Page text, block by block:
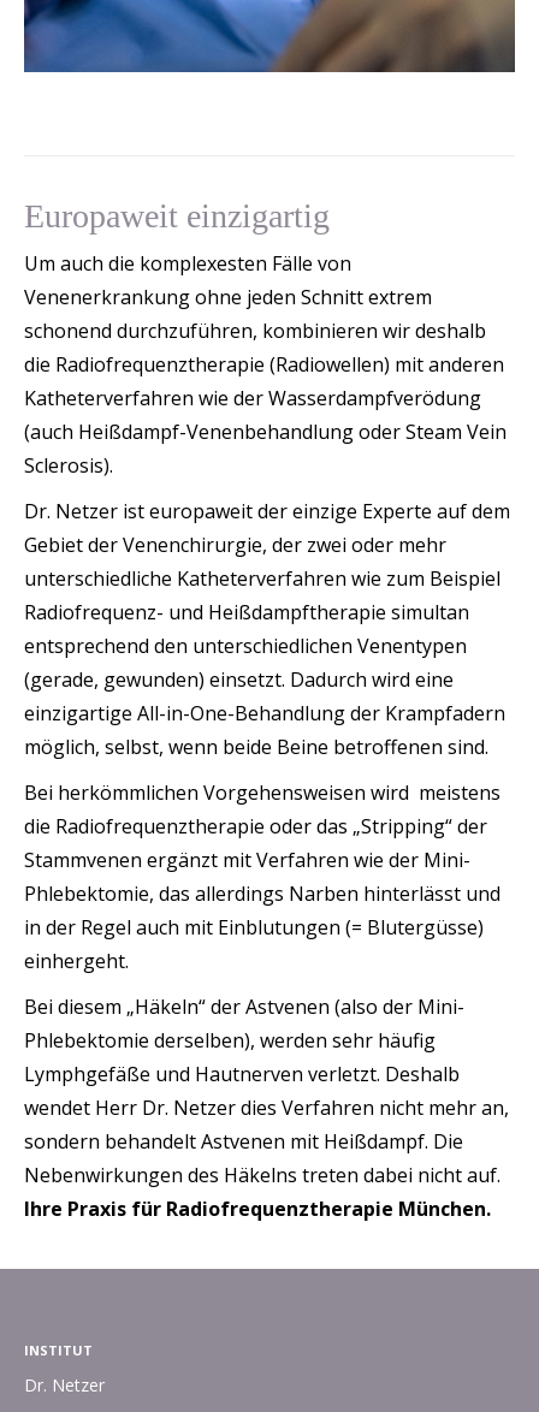
Europaweit einzigartig
Um auch die komplexesten Fälle von
Venenerkrankung ohne jeden Schnitt extrem
schonend durchzuführen, kombinieren wir deshalb
die Radiofrequenztherapie (Radiowellen) mit anderen
Katheterverfahren wie der Wasserdampfverödung
(auch Heißdampf-Venenbehandlung oder Steam Vein
Sclerosis).
Dr. Netzer ist europaweit der einzige Experte auf dem
Gebiet der Venenchirurgie, der zwei oder mehr
unterschiedliche Katheterverfahren wie zum Beispiel
Radiofrequenz- und Heißdampftherapie simultan
entsprechend den unterschiedlichen Venentypen
(gerade, gewunden) einsetzt. Dadurch wird eine
einzigartige All-in-One-Behandlung der Krampfadern
möglich, selbst, wenn beide Beine betroffenen sind.
Bei herkömmlichen Vorgehensweisen wird meistens
die Radiofrequenztherapie oder das „Stripping“ der
Stammvenen ergänzt mit Verfahren wie der Mini-
Phlebektomie, das allerdings Narben hinterlässt und
in der Regel auch mit Einblutungen (= Blutergüsse)
einhergeht.
Bei diesem „Häkeln“ der Astvenen (also der Mini-
Phlebektomie derselben), werden sehr häufig
Lymphgefäße und Hautnerven verletzt. Deshalb
wendet Herr Dr. Netzer dies Verfahren nicht mehr an,
sondern behandelt Astvenen mit Heißdampf. Die
Nebenwirkungen des Häkelns treten dabei nicht auf.
Ihre Praxis für Radiofrequenztherapie München.
INSTITUT
Dr. Netzer